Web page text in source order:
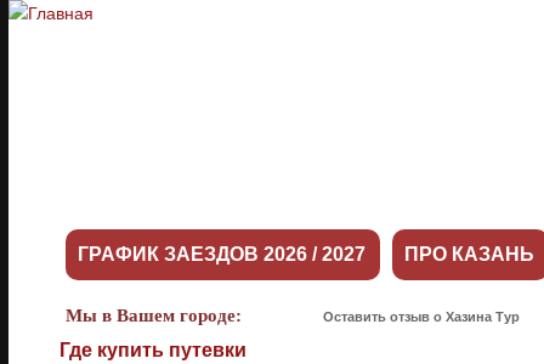
ГРАФИК ЗАЕЗДОВ 2026 / 2027 ПРО КАЗАНЬ
Мы в Вашем городе:
Где купить путевки
Оставить отзыв о Хазина Тур